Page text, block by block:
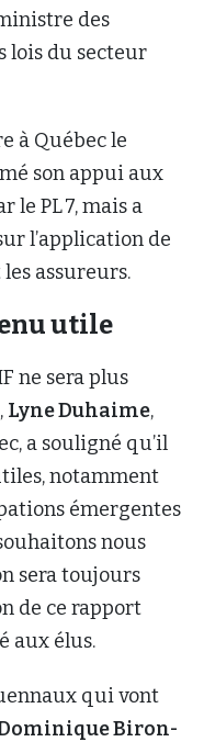
des
lois du secteur
à Québec le
son appui aux
le PL 7, mais a
l’application de
assureurs.
utile
ne sera plus
Lyne Duhaime,
a souligné qu’il
notamment
émergentes
nous
sera toujours
de ce rapport
aux élus.
qui vont
Biron-